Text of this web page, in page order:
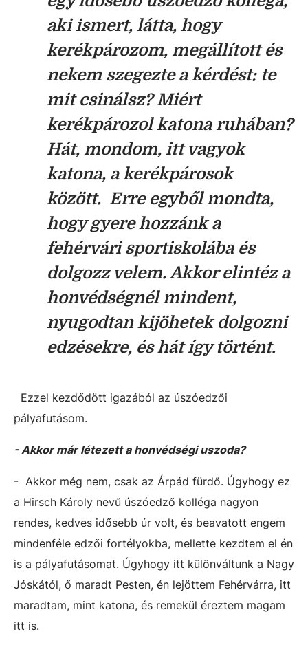
aki ismert, látta, hogy
kerékpározom, megállított és
nekem szegezte a kérdést: te
mit csinálsz? Miért
kerékpározol katona ruhában?
Hát, mondom, itt vagyok
katona, a kerékpárosok
között. Erre egyből mondta,
hogy gyere hozzánk a
fehérvári sportiskolába és
dolgozz velem. Akkor elintéz a
honvédségnél mindent,
nyugodtan kijöhetek dolgozni
edzésekre, és hát így történt.
Ezzel kezdődött igazából az úszóedzői
pályafutásom.
- Akkor már létezett a honvédségi uszoda?
- Akkor még nem, csak az Árpád fürdő. Úgyhogy ez
a Hirsch Károly nevű úszóedző kolléga nagyon
rendes, kedves idősebb úr volt, és beavatott engem
mindenféle edzői fortélyokba, mellette kezdtem el én
is a pályafutásomat. Úgyhogy itt különváltunk a Nagy
Jóskától, ő maradt Pesten, én lejöttem Fehérvárra, itt
maradtam, mint katona, és remekül éreztem magam
itt is.